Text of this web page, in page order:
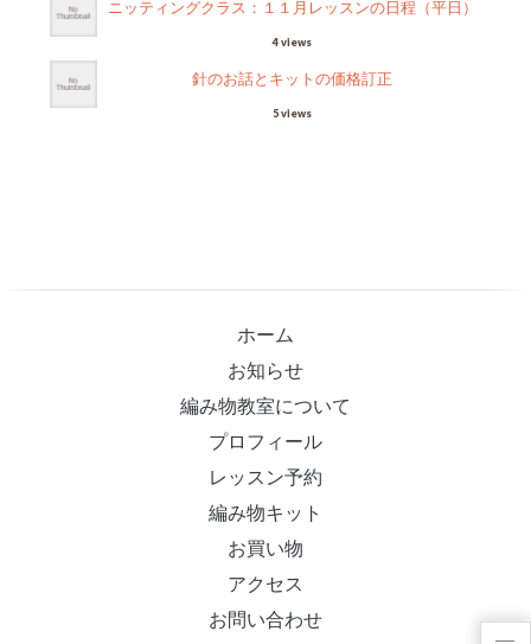
ニッティングクラス：１１月レッスンの日程（平日）
4 views
針のお話とキットの価格訂正
5 views
ホーム
お知らせ
編み物教室について
プロフィール
レッスン予約
編み物キット
お買い物
アクセス
お問い合わせ